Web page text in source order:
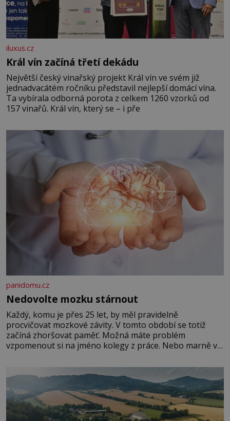
iluxus.cz
Král vín začíná třetí dekádu
Největší český vinařský projekt Král vín ve svém již
jednadvacátém ročníku představil nejlepší domácí vína.
Ta vybírala odborná porota z celkem 1260 vzorků od
157 vinařů. Král vín, který se – i pře
panidomu.cz
Nedovolte mozku stárnout
Každý, komu je přes 25 let, by měl pravidelně
procvičovat mozkové závity. V tomto období se totiž
začíná zhoršovat paměť. Možná máte problém
vzpomenout si na jméno kolegy z práce. Nebo marně v
Je to opravdu tak, s věkem jako kdyby se paměť
rozhodla stávkovat. Cvičte